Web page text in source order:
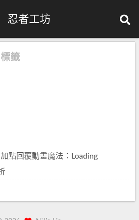
忍者工坊
標籤
點回覆動畫魔法：Loading